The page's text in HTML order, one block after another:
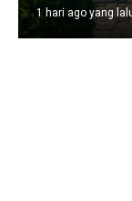
ago yang lalu